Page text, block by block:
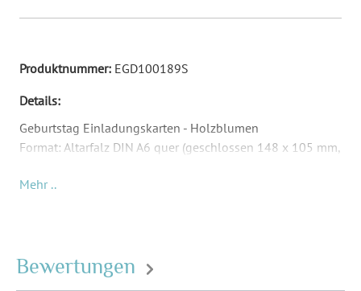
Produktnummer: EGD100189S
Details:
Geburtstag Einladungskarten - Holzblumen
Format: Altarfalz DIN A6 quer (geschlossen 148 x 105 mm,
Material: Abhängig von Papierauswahl
separat bestellt werden.
Für jedes Alter geeignet. Die "30" auf der Außenseite lässt
Mehr ..
Bewertungen